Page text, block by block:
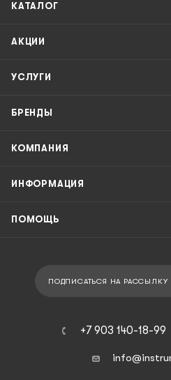
КАТАЛОГ
АКЦИИ
УСЛУГИ
БРЕНДЫ
КОМПАНИЯ
ИНФОРМАЦИЯ
ПОМОЩЬ
ПОДПИСАТЬСЯ НА РАССЫЛКУ
+7 903 140-18-99